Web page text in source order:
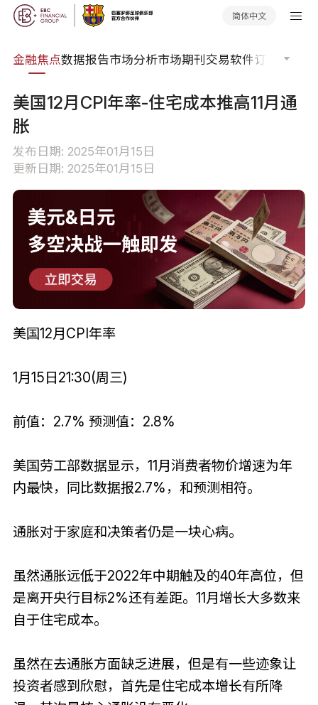
简体中文
金融焦点数据报告市场分析市场期刊交易软件订单流
美国12月CPI年率-住宅成本推高11月通
胀
发布日期: 2025年01月15日
更新日期: 2025年01月15日
美国12月CPI年率
1月15日21:30(周三)
前值：2.7% 预测值：2.8%
美国劳工部数据显示，11月消费者物价增速为年
内最快，同比数据报2.7%，和预测相符。
通胀对于家庭和决策者仍是一块心病。
虽然通胀远低于2022年中期触及的40年高位，但
是离开央行目标2%还有差距。11月增长大多数来
自于住宅成本。
虽然在去通胀方面缺乏进展，但是有一些迹象让
投资者感到欣慰，首先是住宅成本增长有所降